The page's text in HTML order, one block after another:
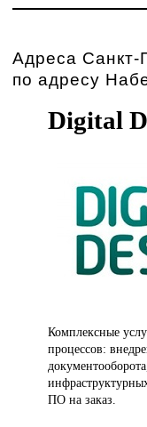
Адреса Санкт-
по адресу
Digital
Комплексные
процессов:
ПО на заказ.